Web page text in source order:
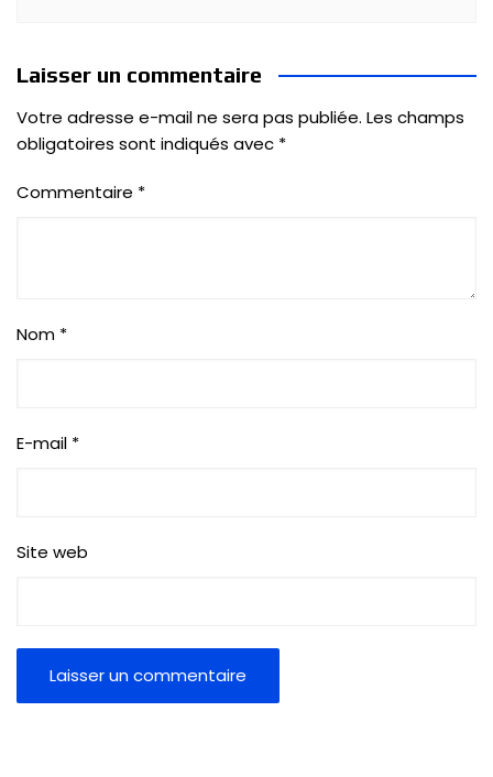
Laisser un commentaire
Votre adresse e-mail ne sera pas publiée. Les champs
obligatoires sont indiqués avec *
Commentaire *
Nom *
E-mail *
Site web